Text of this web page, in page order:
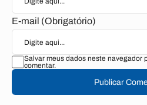
E-mail (Obrigatório)
Salvar meus dados neste navegador
comentar.
Publicar